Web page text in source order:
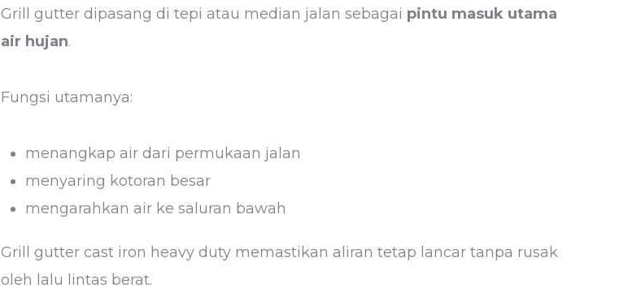
Grill gutter dipasang di tepi atau median jalan sebagai pintu masuk utama
air hujan.
Fungsi utamanya:
menangkap air dari permukaan jalan
menyaring kotoran besar
mengarahkan air ke saluran bawah
Grill gutter cast iron heavy duty memastikan aliran tetap lancar tanpa rusak
oleh lalu lintas berat.